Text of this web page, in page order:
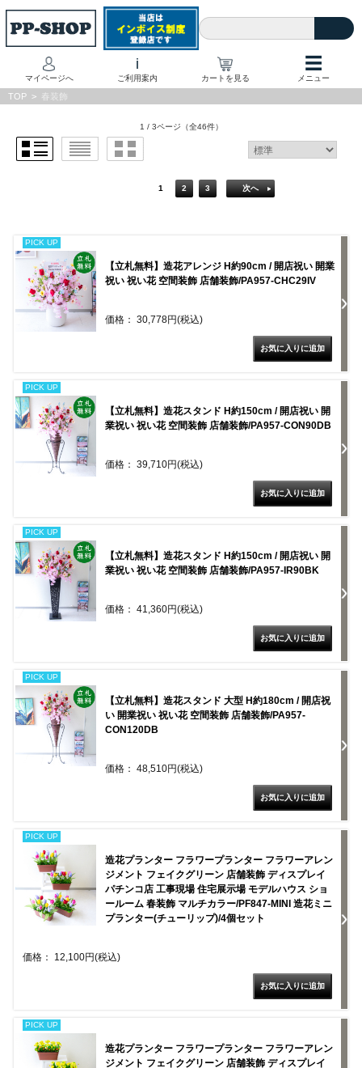
マイページへ
i
ご利用案内 カートを見る
☰
メニュー
TOP > 春装飾
1 / 3ページ （全46件）
1 2 3 次へ
PICK UP
【立札無料】造花アレンジ H約90cm / 開店祝い 開業
祝い 祝い花 空間装飾 店舗装飾/PA957-CHC29IV
価格： 30,778円(税込)
PICK UP
【立札無料】造花スタンド H約150cm / 開店祝い 開
業祝い 祝い花 空間装飾 店舗装飾/PA957-CON90DB
価格： 39,710円(税込)
PICK UP
【立札無料】造花スタンド H約150cm / 開店祝い 開
業祝い 祝い花 空間装飾 店舗装飾/PA957-IR90BK
価格： 41,360円(税込)
PICK UP
【立札無料】造花スタンド 大型 H約180cm / 開店祝
い 開業祝い 祝い花 空間装飾 店舗装飾/PA957-
CON120DB
価格： 48,510円(税込)
PICK UP
造花プランター フラワープランター フラワーアレン
ジメント フェイクグリーン 店舗装飾 ディスプレイ
パチンコ店 工事現場 住宅展示場 モデルハウス ショ
ールーム 春装飾 マルチカラー/PF847-MINI 造花ミニ
プランター(チューリップ)/4個セット
価格： 12,100円(税込)
PICK UP
造花プランター フラワープランター フラワーアレン
ジメント フェイクグリーン 店舗装飾 ディスプレイ